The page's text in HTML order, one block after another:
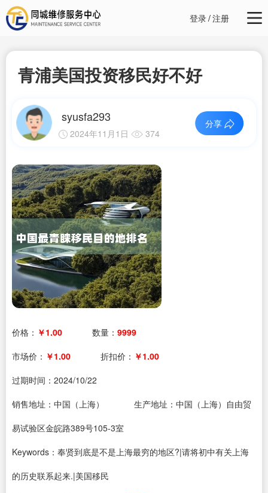
登录/注册
青浦美国投资移民好不好
syusfa293
2024年11月1日 374
分享
价格： ￥1.00 数量： 9999
市场价： ￥1.00 折扣价： ￥1.00
过期时间： 2024/10/22
销售地址：中国（上海）
生产地址：中国（上海）自由贸
易试验区金皖路389号105-3室
Keywords：奉贤到底是不是上海最穷的地区?|请将初中有关上海
的历史联系起来.|美国移民